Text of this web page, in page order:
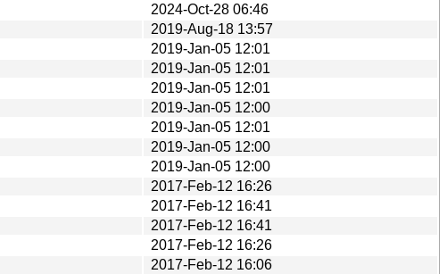
2024-Oct-28 06:46
2019-Aug-18 13:57
2019-Jan-05 12:01
2019-Jan-05 12:01
2019-Jan-05 12:01
2019-Jan-05 12:00
2019-Jan-05 12:01
2019-Jan-05 12:00
2019-Jan-05 12:00
2017-Feb-12 16:26
2017-Feb-12 16:41
2017-Feb-12 16:41
2017-Feb-12 16:26
2017-Feb-12 16:06